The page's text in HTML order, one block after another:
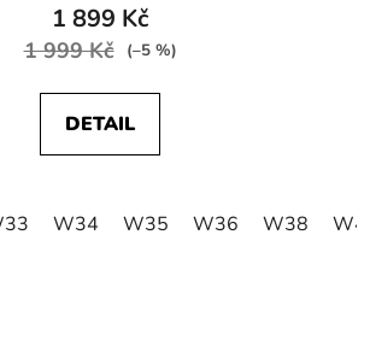
1 899 Kč
1 999 Kč (–5 %)
DETAIL
W34 W35 W36 W38